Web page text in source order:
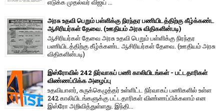
அரசு உதவி பெறும் பள்ளிக்கு நிரந்தர பணியிடத்திற்கு கீழ்க்கண்ட
ஆசிரியர்கள் தேவை. (ஊதியம் அரசு விதிகளின்படி)
ஆசிரியர்கள் தேவை அரசு உதவி பெறும் பள்ளிக்கு நிரந்தர
பணியிடத்திற்கு கீழ்க்கண்ட ஆசிரியர்கள் தேவை. (ஊதியம் அரசு
விதிகளின்படி)
இஸ்ரோவில் 242 நிர்வாகப் பணி காலியிடங்கள் - பட்டதாரிகள்
விண்ணப்பிக்க அழைப்பு
உதவியாளர், சுருக்கெழுத்தர் உள்ளிட்ட நிர்வாகப் பணிகளில் உள்ள
242 காலியிடங்களுக்கு பட்டதாரிகள் விண்ணப்பிக்கலாம் என
இஸ்ரோ அறிவித்துள்ளது. இந்தி...